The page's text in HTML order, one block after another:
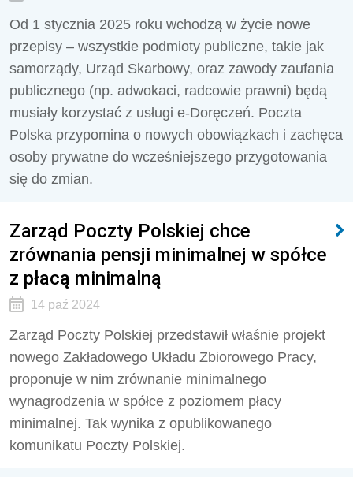
Od 1 stycznia 2025 roku wchodzą w życie nowe
przepisy – wszystkie podmioty publiczne, takie jak
samorządy, Urząd Skarbowy, oraz zawody zaufania
publicznego (np. adwokaci, radcowie prawni) będą
musiały korzystać z usługi e-Doręczeń. Poczta
Polska przypomina o nowych obowiązkach i zachęca
osoby prywatne do wcześniejszego przygotowania
się do zmian.
Zarząd Poczty Polskiej chce
zrównania pensji minimalnej w spółce
z płacą minimalną
14 paź 2024
Zarząd Poczty Polskiej przedstawił właśnie projekt
nowego Zakładowego Układu Zbiorowego Pracy,
proponuje w nim zrównanie minimalnego
wynagrodzenia w spółce z poziomem płacy
minimalnej. Tak wynika z opublikowanego
komunikatu Poczty Polskiej.